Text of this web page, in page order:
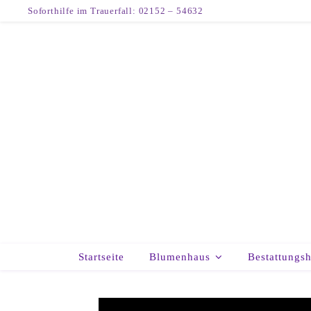
Soforthilfe im Trauerfall: 02152 – 54632
Startseite Blumenhaus